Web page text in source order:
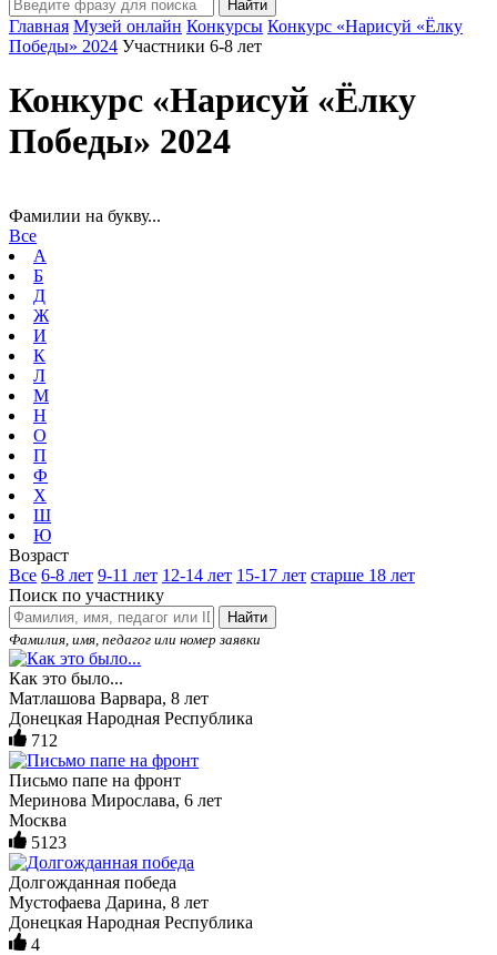
Главная Музей онлайн Конкурсы Конкурс «Нарисуй «Ёлку
Победы» 2024 Участники 6-8 лет
Конкурс «Нарисуй «Ёлку
Победы» 2024
Фамилии на букву...
Все
А
Б
Д
Ж
И
К
Л
М
Н
О
П
Ф
Х
Ш
Ю
Возраст
Все 6-8 лет 9-11 лет 12-14 лет 15-17 лет старше 18 лет
Поиск по участнику
Найти
Фамилия, имя, педагог или номер заявки
Как это было...
Матлашова Варвара, 8 лет
Донецкая Народная Республика
712
Письмо папе на фронт
Меринова Мирослава, 6 лет
Москва
5123
Долгожданная победа
Мустофаева Дарина, 8 лет
Донецкая Народная Республика
4